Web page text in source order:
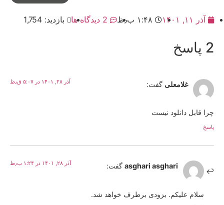
آذر ۱۱, ۱۴۰۱ ۱:۴۸ ب٫ظ 2 دیدگاه ها بازدید: 1,754
2 پاسخ
غلامعلی گفت: آذر ۲۸, ۱۴۰۱ در ۵:۰۷ ق٫ظ
چرا قابل دانلود نیست
پاسخ
asghari asghari گفت: آذر ۲۸, ۱۴۰۱ در ۱:۲۴ ب٫ظ
سلام علیکم. بزودی برطرف خواهد شد.